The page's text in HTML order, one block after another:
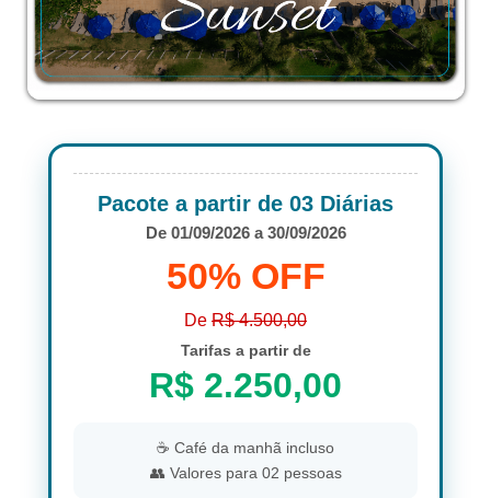
Pacote a partir de 03 Diárias
De 01/09/2026 a 30/09/2026
50% OFF
De R$ 4.500,00
Tarifas a partir de
R$ 2.250,00
☕ Café da manhã incluso
👥 Valores para 02 pessoas